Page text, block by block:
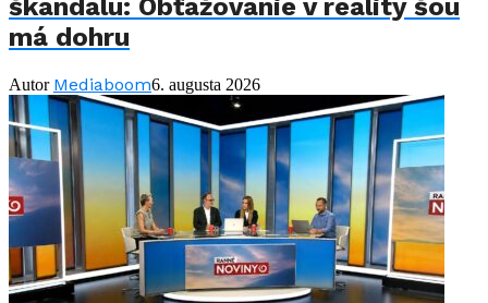
škandálu: Obťažovanie v reality šou
má dohru
Autor Mediaboom6. augusta 2026